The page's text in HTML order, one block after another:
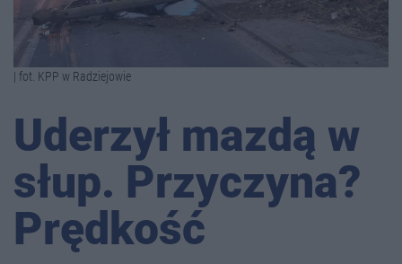
| fot. KPP w Radziejowie
Uderzył mazdą w
słup. Przyczyna?
Prędkość